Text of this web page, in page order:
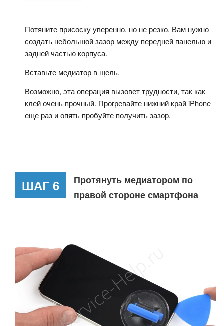
Потяните присоску уверенно, но не резко. Вам нужно
создать небольшой зазор между передней панелью и
задней частью корпуса.
Вставьте медиатор в щель.
Возможно, эта операция вызовет трудности, так как
клей очень прочный. Прогревайте нижний край iPhone
еще раз и опять пробуйте получить зазор.
ШАГ 6
Протянуть медиатором по
правой стороне смартфона